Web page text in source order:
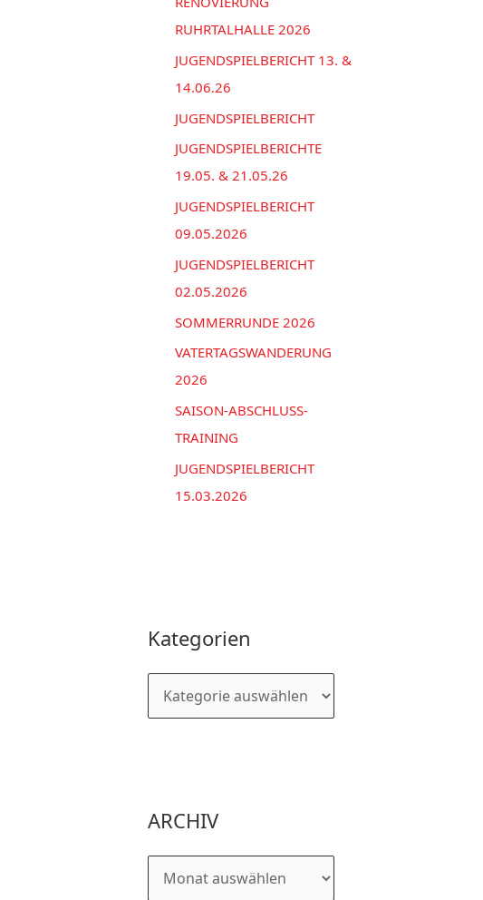
RUHRTALHALLE 2026
JUGENDSPIELBERICHT 13. &
14.06.26
JUGENDSPIELBERICHT
JUGENDSPIELBERICHTE
19.05. & 21.05.26
JUGENDSPIELBERICHT
09.05.2026
JUGENDSPIELBERICHT
02.05.2026
SOMMERRUNDE 2026
VATERTAGSWANDERUNG
2026
SAISON-ABSCHLUSS-
TRAINING
JUGENDSPIELBERICHT
15.03.2026
Kategorien
ARCHIV